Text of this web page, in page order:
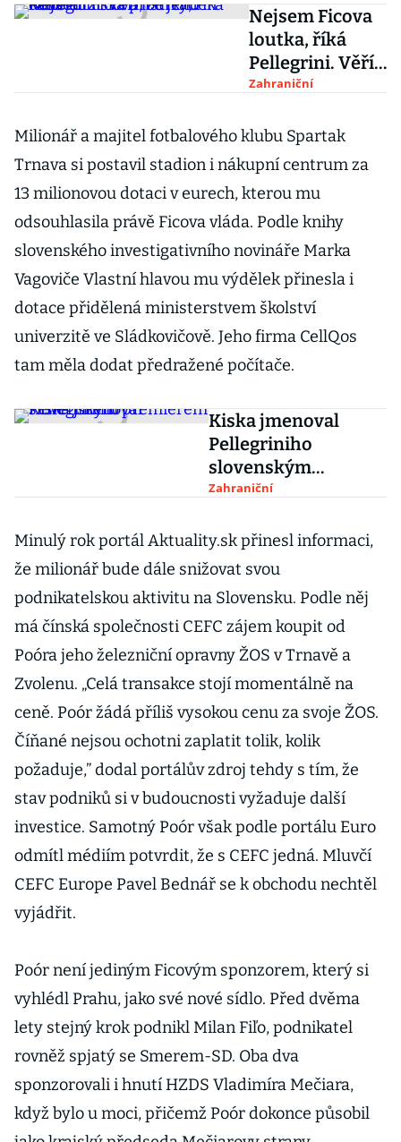
Nejsem Ficova
loutka, říká
Pellegrini. Věří,
že jeho kabinet
týden důvěru
Zahraniční
Milionář a majitel fotbalového klubu Spartak
Trnava si postavil stadion i nákupní centrum za
13 milionovou dotaci v eurech, kterou mu
odsouhlasila právě Ficova vláda. Podle knihy
slovenského investigativního novináře Marka
Vagoviče Vlastní hlavou mu výdělek přinesla i
dotace přidělená ministerstvem školství
univerzitě ve Sládkovičově. Jeho firma CellQos
tam měla dodat předražené počítače.
Kiska jmenoval
Pellegriniho
slovenským
premiérem
Zahraniční
Minulý rok portál Aktuality.sk přinesl informaci,
že milionář bude dále snižovat svou
podnikatelskou aktivitu na Slovensku. Podle něj
má čínská společnosti CEFC zájem koupit od
Poóra jeho železniční opravny ŽOS v Trnavě a
Zvolenu. „Celá transakce stojí momentálně na
ceně. Poór žádá příliš vysokou cenu za svoje ŽOS.
Číňané nejsou ochotni zaplatit tolik, kolik
požaduje,” dodal portálův zdroj tehdy s tím, že
stav podniků si v budoucnosti vyžaduje další
investice. Samotný Poór však podle portálu Euro
odmítl médiím potvrdit, že s CEFC jedná. Mluvčí
CEFC Europe Pavel Bednář se k obchodu nechtěl
vyjádřit.
Poór není jediným Ficovým sponzorem, který si
vyhlédl Prahu, jako své nové sídlo. Před dvěma
lety stejný krok podnikl Milan Fiľo, podnikatel
rovněž spjatý se Smerem-SD. Oba dva
sponzorovali i hnutí HZDS Vladimíra Mečiara,
když bylo u moci, přičemž Poór dokonce působil